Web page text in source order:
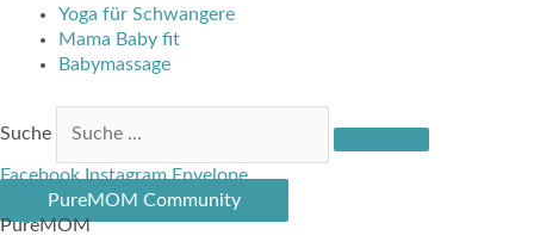
Yoga für Schwangere
Mama Baby fit
Babymassage
Suche
Facebook Instagram Envelope
PureMOM Community
PureMOM